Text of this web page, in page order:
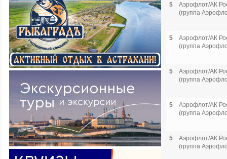
5
Аэрофлот/АК
(группа
5
Аэрофлот/АК
(группа
5
Аэрофлот/АК
(группа
5
Аэрофлот/АК
(группа
5
Аэрофлот/АК
(группа